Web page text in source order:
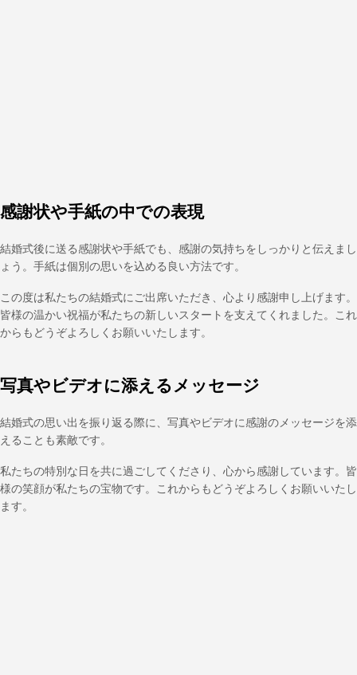
感謝状や手紙の中での表現
結婚式後に送る感謝状や手紙でも、感謝の気持ちをしっかりと伝えまし
ょう。手紙は個別の思いを込める良い方法です。
この度は私たちの結婚式にご出席いただき、心より感謝申し上げます。
皆様の温かい祝福が私たちの新しいスタートを支えてくれました。これ
からもどうぞよろしくお願いいたします。
写真やビデオに添えるメッセージ
結婚式の思い出を振り返る際に、写真やビデオに感謝のメッセージを添
えることも素敵です。
私たちの特別な日を共に過ごしてくださり、心から感謝しています。皆
様の笑顔が私たちの宝物です。これからもどうぞよろしくお願いいたし
ます。